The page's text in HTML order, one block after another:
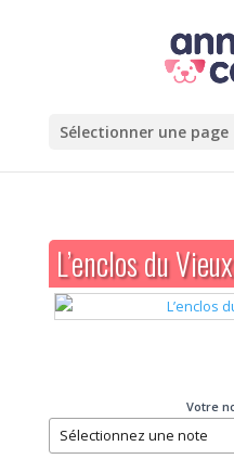
Sélectionner une page
L’enclos du
Votre